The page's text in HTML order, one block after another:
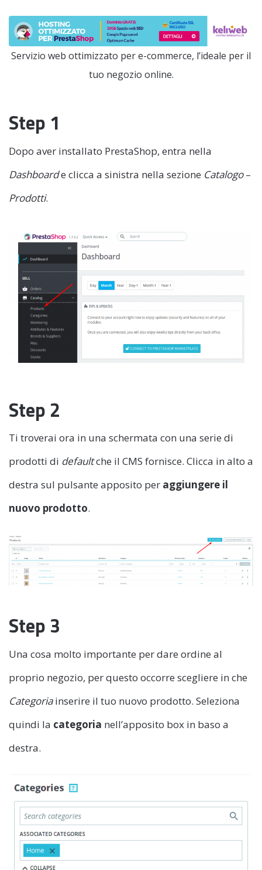
Servizio web ottimizzato per e-commerce, l’ideale per il
tuo negozio online.
Step 1
Dopo aver installato PrestaShop, entra nella
Dashboarde clicca a sinistra nella sezione Catalogo–
Prodotti.
Step 2
Ti troverai ora in una schermata con una serie di
prodotti di defaultche il CMS fornisce. Clicca in alto a
destra sul pulsante apposito per aggiungere il
nuovo prodotto.
Step 3
Una cosa molto importante per dare ordine al
proprio negozio, per questo occorre scegliere in che
Categoriainserire il tuo nuovo prodotto. Seleziona
quindi la categoria nell’apposito box in baso a
destra.